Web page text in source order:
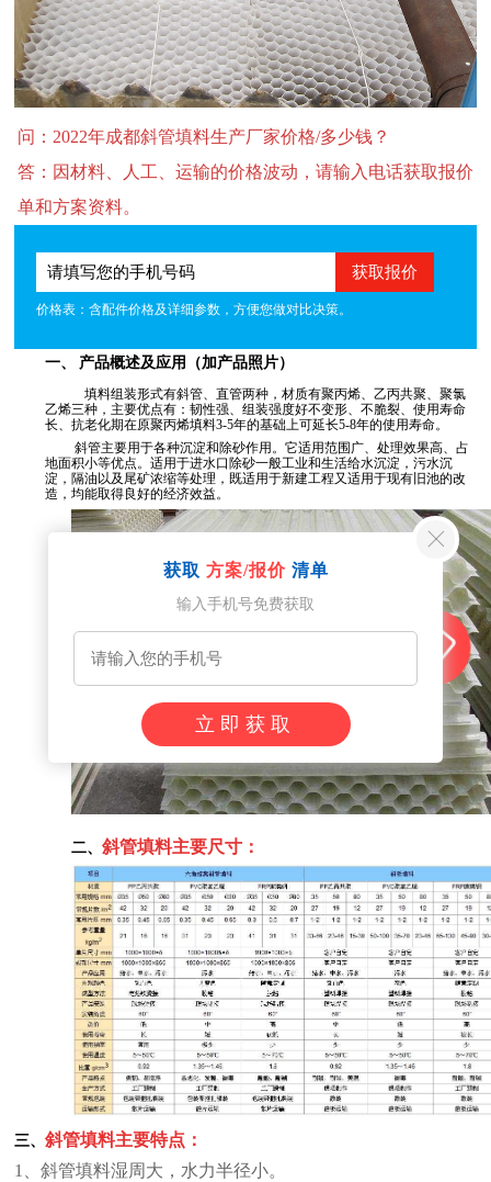
问：2022年成都斜管填料生产厂家价格/多少钱？
答：因材料、人工、运输的价格波动，请输入电话获取报价
单和方案资料。
价格表：含配件价格及详细参数，方便您做对比决策。
一、产品概述及应用（加产品照片）
填料组装形式有斜管、直管两种，材质有聚丙烯、乙丙共聚、聚氯
乙烯三种，主要优点有：韧性强、组装强度好不变形、不脆裂、使用寿命
长、抗老化期在原聚丙烯填料3-5年的基础上可延长5-8年的使用寿命。
斜管主要用于各种沉淀和除砂作用。它适用范围广、处理效果高、占
地面积小等优点。适用于进水口除砂一般工业和生活给水沉淀，污水沉
淀，隔油以及尾矿浓缩等处理，既适用于新建工程又适用于现有旧池的改
造，均能取得良好的经济效益。
二、斜管填料主要尺寸：
三、斜管填料主要特点：
1、斜管填料湿周大，水力半径小。
获取 方案/报价 清单
输入手机号免费获取
立即获取